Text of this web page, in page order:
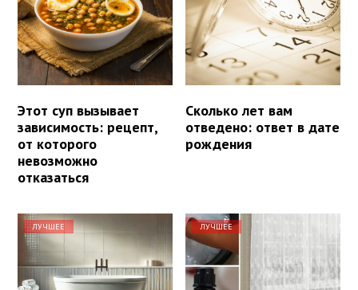
Этот суп вызывает
зависимость: рецепт,
от которого
невозможно
отказаться
Сколько лет вам
отведено: ответ в дате
рождения
ЛУЧШЕЕ ЛУЧШЕЕ